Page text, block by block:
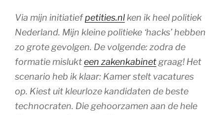
Via mijn initiatiefpetities.nl ken ik heel politiek
Nederland. Mijn kleine politieke ‘hacks’ hebben
zo grote gevolgen. De volgende: zodra de
formatie mislukteen zakenkabinet graag! Het
scenario heb ik klaar: Kamer stelt vacatures
op. Kiest uit kleurloze kandidaten de beste
technocraten. Die gehoorzamen aan de hele